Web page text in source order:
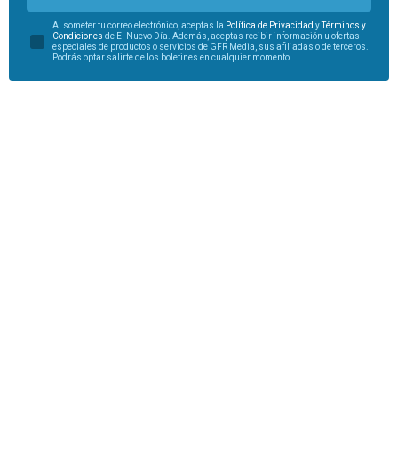
Al someter tu correo electrónico, aceptas la Política de Privacidad yTérminos y
Condiciones de El Nuevo Día. Además, aceptas recibir información u ofertas
especiales de productos o servicios de GFR Media, sus afiliadas o de terceros.
Podrás optar salirte de los boletines en cualquier momento.